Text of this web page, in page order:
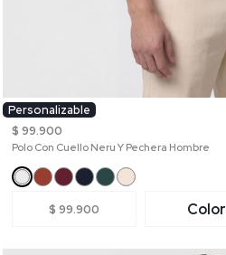
Personalizable
$ 99.900
Polo Con Cuello Neru Y Pechera Hombre
$ 99.900 Color